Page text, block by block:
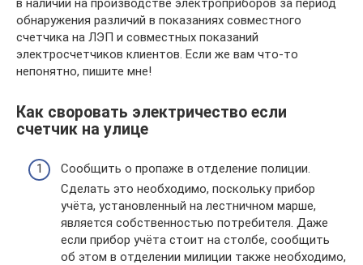
в наличии на производстве электроприборов за период
обнаружения различий в показаниях совместного
счетчика на ЛЭП и совместных показаний
электросчетчиков клиентов. Если же вам что-то
непонятно, пишите мне!
Как своровать электричество если
счетчик на улице
Сообщить о пропаже в отделение полиции.
Сделать это необходимо, поскольку прибор
учёта, установленный на лестничном марше,
является собственностью потребителя. Даже
если прибор учёта стоит на столбе, сообщить
об этом в отделении милиции также необходимо,